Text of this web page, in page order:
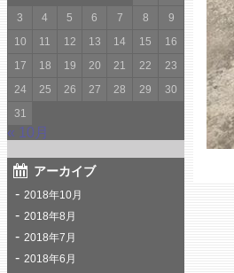
3
4 5 6 7 8
9
10
11 12 13 14 15
16
17
18 19 20 21 22
23
24
25 26 27 28 29
30
31
« 10月
アーカイブ
2018年10月
2018年8月
2018年7月
2018年6月